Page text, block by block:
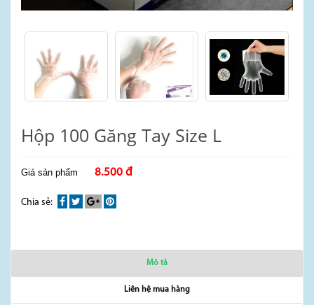
Hộp 100 Găng Tay Size L
Giá sản phẩm 8.500 đ
Chia sẻ:
Mô tả
Liên hệ mua hàng